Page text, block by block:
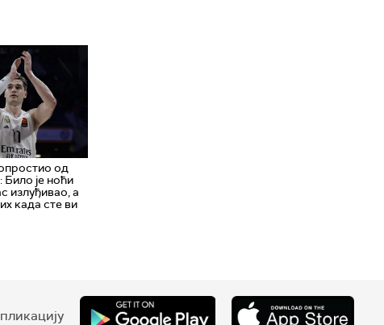
од
је ноћи
излуђивао, а
када сте ви